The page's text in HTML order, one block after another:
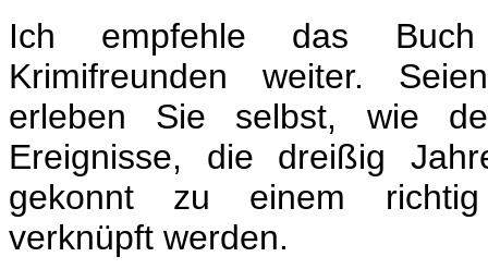
Ich empfehle das
Krimifreunden weiter.
erleben Sie selbst, wie
Ereignisse, die dreißig
gekonnt zu einem
verknüpft werden.